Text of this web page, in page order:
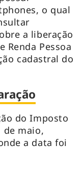
, o qual
a liberação
Renda Pessoa
cadastral do
do Imposto
de maio,
a data foi